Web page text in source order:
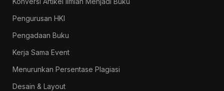
Pengurusan HKI
Pengadaan Buku
Kerja Sama Event
Menurunkan Persentase Plagiasi
Desain & Layout